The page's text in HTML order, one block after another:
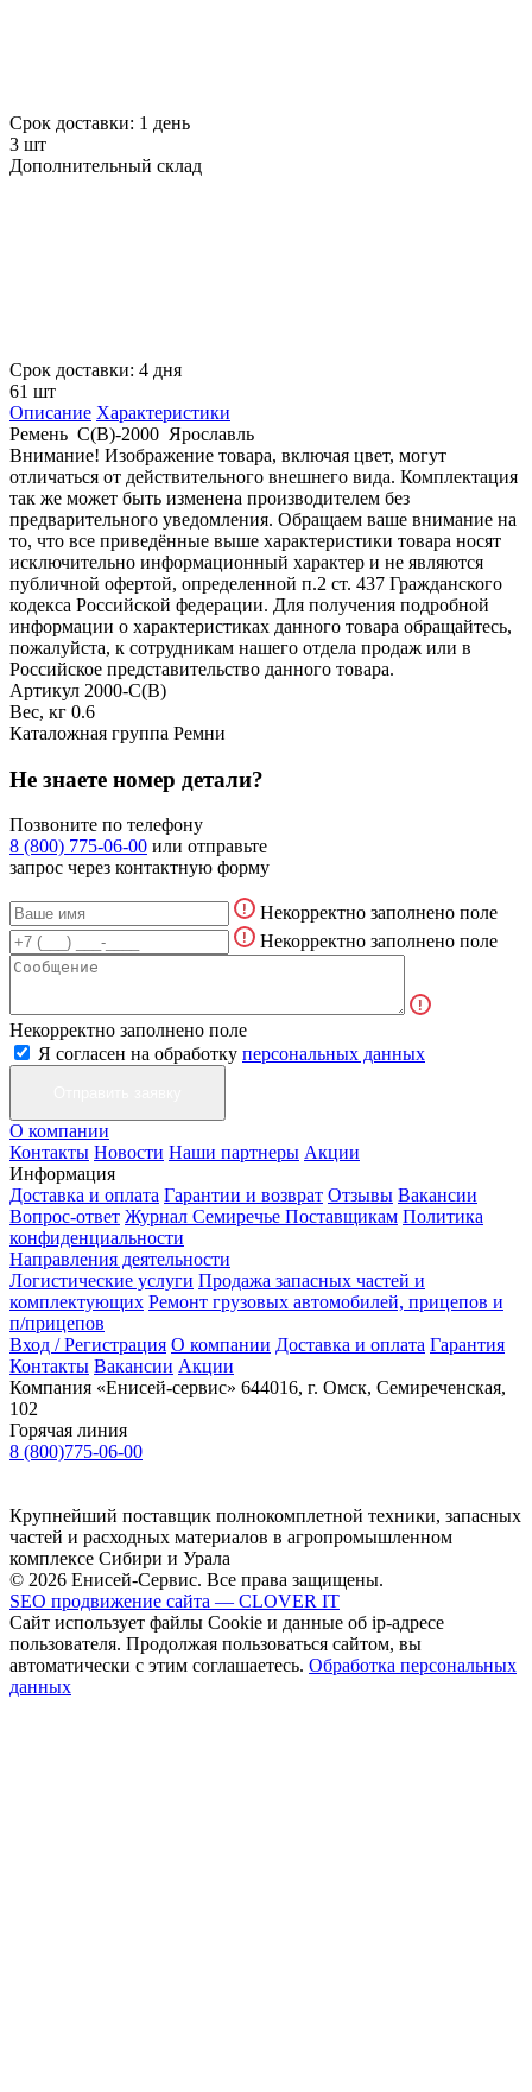
Срок доставки: 1 день
3 шт
Дополнительный склад
Срок доставки: 4 дня
61 шт
Описание Характеристики
Ремень С(В)-2000 Ярославль
Внимание! Изображение товара, включая цвет, могут
отличаться от действительного внешнего вида. Комплектация
так же может быть изменена производителем без
предварительного уведомления. Обращаем ваше внимание на
то, что все приведённые выше характеристики товара носят
исключительно информационный характер и не являются
публичной офертой, определенной п.2 ст. 437 Гражданского
кодекса Российской федерации. Для получения подробной
информации о характеристиках данного товара обращайтесь,
пожалуйста, к сотрудникам нашего отдела продаж или в
Российское представительство данного товара.
Артикул 2000-C(В)
Вес, кг 0.6
Каталожная группа Ремни
Не знаете номер детали?
Позвоните по телефону
8 (800) 775-06-00 или отправьте
запрос через контактную форму
Некорректно заполнено поле
Некорректно заполнено поле
Некорректно заполнено поле
Я согласен на обработку персональных данных
О компании
Контакты Новости Наши партнеры Акции
Информация
Доставка и оплата Гарантии и возврат Отзывы Вакансии
Вопрос-ответ Журнал Семиречье Поставщикам Политика
конфиденциальности
Направления деятельности
Логистические услуги Продажа запасных частей и
комплектующих Ремонт грузовых автомобилей, прицепов и
п/прицепов
Вход / Регистрация О компании Доставка и оплата Гарантия
Контакты Вакансии Акции
Компания «Енисей-сервис» 644016, г. Омск, Семиреченская,
102
Горячая линия
8 (800)775-06-00
Крупнейший поставщик полнокомплетной техники, запасных
частей и расходных материалов в агропромышленном
комплексе Сибири и Урала
© 2026 Енисей-Сервис. Все права защищены.
SEO продвижение сайта — CLOVER IT
Сайт использует файлы Cookie и данные об ip-адресе
пользователя. Продолжая пользоваться сайтом, вы
автоматически с этим соглашаетесь. Обработка персональных
данных